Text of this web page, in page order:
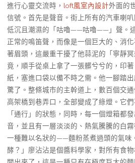
進行心靈交流時， loft風室內設計外面的
信號。首先是聲音。街上所有的汽車喇
低沉且潮濕的「咕嚕——咕嚕——」聲。
正常的鳴笛聲，而像是一個巨大的、消
著眉頭，這嚴重干擾了他蒜泥的「寧靜
竟，順手從桌上拿了一張髒兮兮的，印
紙，塞進口袋以備不時之需。他一腳踏
驚了。整條城市的主幹道上，數百個交
高架橋到巷弄口，全部變成了綠燈。它
「通行」的狀態，同時，每一個燈箱都
音，並且有一層淡淡的、熱氣騰騰的白
一種難以名狀的——麵粉蒸煮過頭的氣味
酵？」廖沾沾是個醬料學家，對所有食